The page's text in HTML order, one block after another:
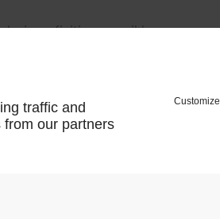
finitions possible
traffic and
our partners
Customize